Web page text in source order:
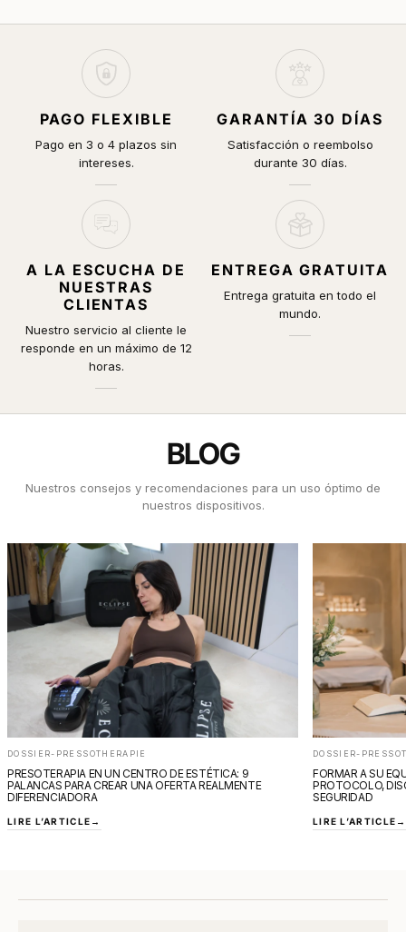
PAGO FLEXIBLE
Pago en 3 o 4 plazos sin
intereses.
GARANTÍA 30 DÍAS
Satisfacción o reembolso
durante 30 días.
A LA ESCUCHA DE
NUESTRAS
CLIENTAS
Nuestro servicio al cliente le
responde en un máximo de 12
horas.
ENTREGA GRATUITA
Entrega gratuita en todo el
mundo.
BLOG
Nuestros consejos y recomendaciones para un uso óptimo de
nuestros dispositivos.
DOSSIER-PRESSOTHERAPIE
PRESOTERAPIA EN UN CENTRO DE ESTÉTICA: 9
PALANCAS PARA CREAR UNA OFERTA REALMENTE
DIFERENCIADORA
LIRE L’ARTICLE →
DOSSIER-
FORMAR A SU
PROTOCOLO,
SEGURIDAD
LIRE L’ARTICLE →